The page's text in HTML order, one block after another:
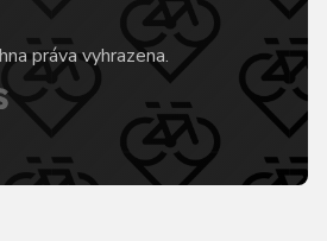
práva vyhrazena.